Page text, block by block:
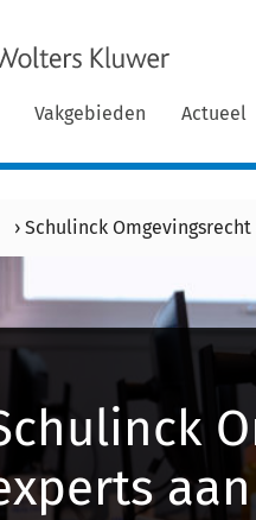
Vakgebieden Actueel
› Schulinck